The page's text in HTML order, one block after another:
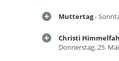
Muttertag-
Christi
Donnerstag, 25.